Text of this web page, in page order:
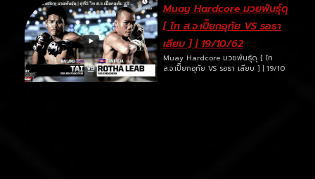
Muay Hardcore มวยพันธุ์ดุ
[ ไท ส.จ.เปี๊ยกอุทัย VS รอธา
เลียบ ] | 19/10/62
Muay Hardcore มวยพันธุ์ดุ [ ไท
ส.จ.เปี๊ยกอุทัย VS รอธา เลียบ ] | 19/10